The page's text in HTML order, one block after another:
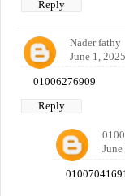
Reply
Nader fathy
June 1,
01006276909
Reply
01007041691